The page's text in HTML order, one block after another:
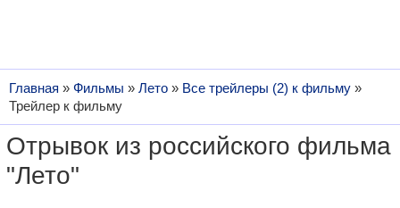
Главная » Фильмы » Лето » Все трейлеры (2) к фильму »
Трейлер к фильму
Отрывок из российского фильма
"Лето"